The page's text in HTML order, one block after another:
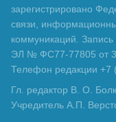
зарегистрировано
связи,
коммуникаций.
ЭЛ № ФС77-77805 от
Телефон редакции +7
Гл. редактор В. О.
Учредитель А.П.